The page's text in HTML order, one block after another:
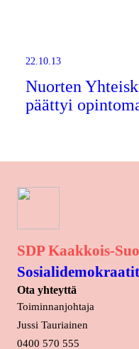
22.10.13
Nuorten
päättyi
SDP Kaakkois-
Sosialidemokraatit
Ota yhteyttä
Toiminnanjohtaja
Jussi Tauriainen
0400 570 555